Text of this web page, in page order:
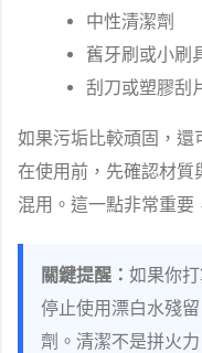
中性清潔劑
舊牙刷或小刷
刮刀或塑膠刮
如果污垢比較頑固，還
在使用前，先確認材質
混用。這一點非常重要
關鍵提醒： 如果你
停止使用漂白水殘
劑。清潔不是拼火